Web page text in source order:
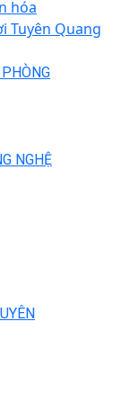
hóa
Tuyên Quang
NGHỆ